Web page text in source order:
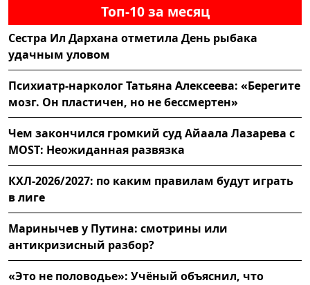
Топ-10 за месяц
Сестра Ил Дархана отметила День рыбака
удачным уловом
Психиатр-нарколог Татьяна Алексеева: «Берегите
мозг. Он пластичен, но не бессмертен»
Чем закончился громкий суд Айаала Лазарева с
MOST: Неожиданная развязка
КХЛ-2026/2027: по каким правилам будут играть
в лиге
Маринычев у Путина: смотрины или
антикризисный разбор?
«Это не половодье»: Учёный объяснил, что